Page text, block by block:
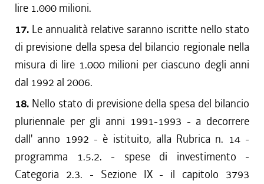
lire 1.000 milioni.
17. Le annualità relative saranno iscritte nello stato
di previsione della spesa del bilancio regionale nella
misura di lire 1.000 milioni per ciascuno degli anni
dal 1992 al 2006.
18. Nello stato di previsione della spesa del bilancio
pluriennale per gli anni 1991-1993 - a decorrere
dall' anno 1992 - è istituito, alla Rubrica n. 14 -
programma 1.5.2. - spese di investimento -
Categoria 2.3. - Sezione IX - il capitolo 3793